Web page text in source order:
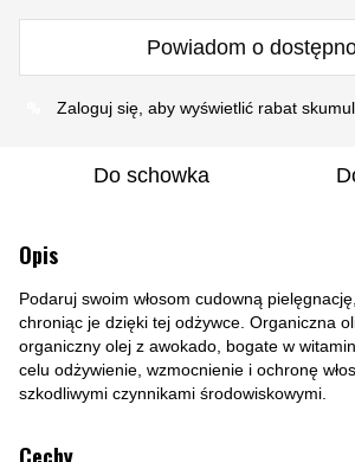
Powiadom o
Zaloguj się , aby wyświetlić rabat
Do schowka
Opis
Podaruj swoim włosom cudowną
chroniąc je dzięki tej odżywce. Organiczna
organiczny olej z awokado, bogate w
celu odżywienie, wzmocnienie i ochronę
szkodliwymi czynnikami środowiskowymi.
Cechy